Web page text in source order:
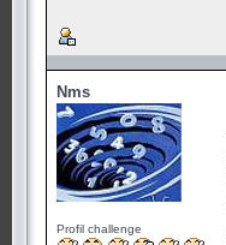
Nms
Profil challenge